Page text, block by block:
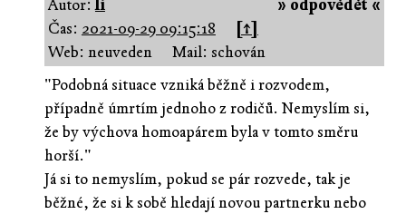
» odpovědět «
Autor:li
Čas: 2021-09-29 09:15:18
[↑]
Web: neuveden
Mail: schován
"Podobná situace vzniká běžně i rozvodem,
případně úmrtím jednoho z rodičů. Nemyslím si,
že by výchova homoapárem byla v tomto směru
horší."
Já si to nemyslím, pokud se pár rozvede, tak je
běžné, že si k sobě hledají novou partnerku nebo